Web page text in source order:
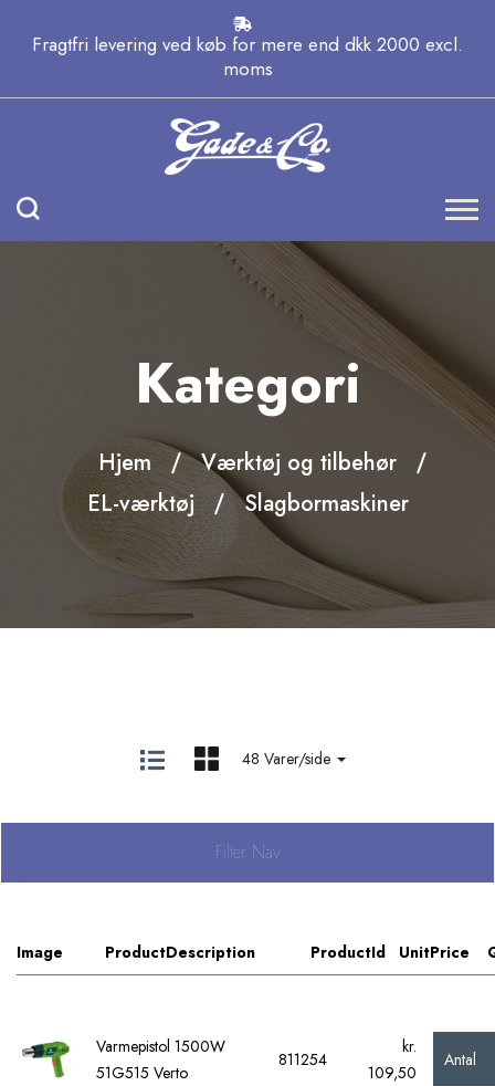
Fragtfri levering ved køb for mere end dkk 2000 excl.
moms
Kategori
Hjem
Værktøj og tilbehør
EL-værktøj
Slagbormaskiner
48 Varer/side
Filter Nav
Image ProductDescription ProductId UnitPrice
Varmepistol 1500W
51G515 Verto
811254
kr.
109,50
Antal